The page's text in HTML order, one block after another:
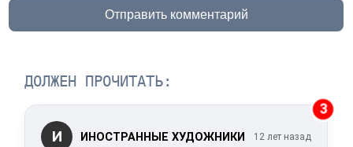
Отправить комментарий
ДОЛЖЕН ПРОЧИТАТЬ:
3
И ИНОСТРАННЫЕ ХУДОЖНИКИ 12 лет назад